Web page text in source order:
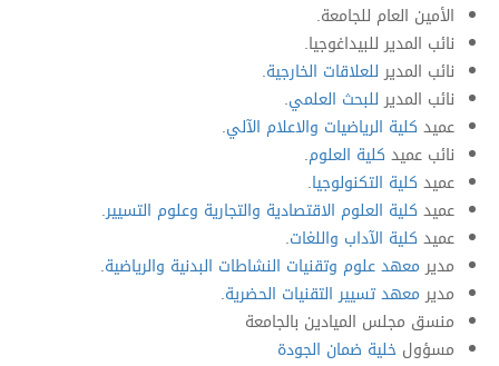
الأمين العام للجامعة.
نائب المدير للبيداغوجيا.
نائب المديرللعلاقات الخارجية.
نائب المديرللبحث العلمي.
عميد كلية الرياضيات والاعلام الآلي.
نائب عميد كلية العلوم.
عميد كلية التكنولوجيا.
عميد كلية العلوم الاقتصادية والتجارية وعلوم التسيير.
عميد كلية الآداب واللغات.
مديرمعهد علوم وتقنيات النشاطات البدنية والرياضية.
مديرمعهد تسيير التقنيات الحضرية.
منسق مجلس الميادين بالجامعة
مسؤول خلية ضمان الجودة